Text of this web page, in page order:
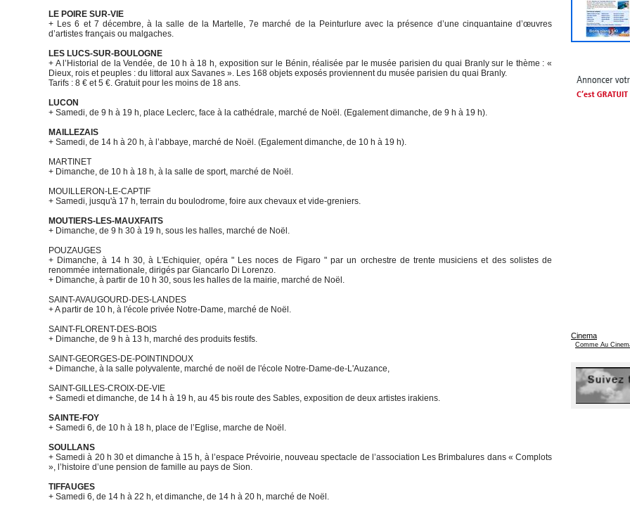
LE POIRE SUR-VIE
+ Les 6 et 7 décembre, à la salle de la Martelle, 7e marché de la Peinturlure avec la présence d’une cinquantaine d’œuvres
d’artistes français ou malgaches.
LES LUCS-SUR-BOULOGNE
+ A l’Historial de la Vendée, de 10 h à 18 h, exposition sur le Bénin, réalisée par le musée parisien du quai Branly sur le thème : «
Dieux, rois et peuples : du littoral aux Savanes ». Les 168 objets exposés proviennent du musée parisien du quai Branly.
Tarifs : 8 € et 5 €. Gratuit pour les moins de 18 ans.
LUCON
+ Samedi, de 9 h à 19 h, place Leclerc, face à la cathédrale, marché de Noël. (Egalement dimanche, de 9 h à 19 h).
MAILLEZAIS
+ Samedi, de 14 h à 20 h, à l’abbaye, marché de Noël. (Egalement dimanche, de 10 h à 19 h).
MARTINET
+ Dimanche, de 10 h à 18 h, à la salle de sport, marché de Noël.
MOUILLERON-LE-CAPTIF
+ Samedi, jusqu'à 17 h, terrain du boulodrome, foire aux chevaux et vide-greniers.
MOUTIERS-LES-MAUXFAITS
+ Dimanche, de 9 h 30 à 19 h, sous les halles, marché de Noël.
POUZAUGES
+ Dimanche, à 14 h 30, à L'Echiquier, opéra " Les noces de Figaro " par un orchestre de trente musiciens et des solistes de
renommée internationale, dirigés par Giancarlo Di Lorenzo.
+ Dimanche, à partir de 10 h 30, sous les halles de la mairie, marché de Noël.
SAINT-AVAUGOURD-DES-LANDES
+ A partir de 10 h, à l'école privée Notre-Dame, marché de Noël.
SAINT-FLORENT-DES-BOIS
+ Dimanche, de 9 h à 13 h, marché des produits festifs.
SAINT-GEORGES-DE-POINTINDOUX
+ Dimanche, à la salle polyvalente, marché de noël de l'école Notre-Dame-de-L'Auzance,
SAINT-GILLES-CROIX-DE-VIE
+ Samedi et dimanche, de 14 h à 19 h, au 45 bis route des Sables, exposition de deux artistes irakiens.
SAINTE-FOY
+ Samedi 6, de 10 h à 18 h, place de l’Eglise, marche de Noël.
SOULLANS
+ Samedi à 20 h 30 et dimanche à 15 h, à l’espace Prévoirie, nouveau spectacle de l’association Les Brimbalures dans « Complots
», l’histoire d’une pension de famille au pays de Sion.
TIFFAUGES
+ Samedi 6, de 14 h à 22 h, et dimanche, de 14 h à 20 h, marché de Noël.
Cinema
Comme Au